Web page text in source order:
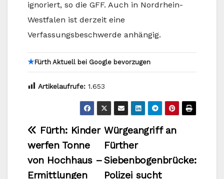
ignoriert, so die GFF. Auch in Nordrhein-
Westfalen ist derzeit eine
Verfassungsbeschwerde anhängig.
★Fürth Aktuell bei Google bevorzugen
Artikelaufrufe: 1.653
Beitragsnavigation
Würgeangriff an
Fürther
Siebenbogenbrücke:
Polizei sucht
Fürth: Kinder
werfen Tonne
von Hochhaus –
Ermittlungen